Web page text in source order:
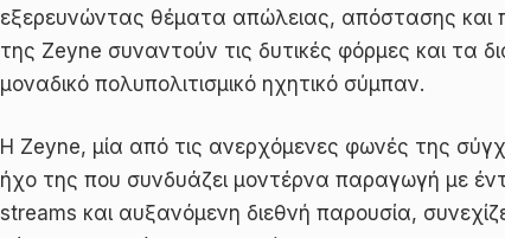
εξερευνώντας θέματα απώλειας, απόστασης και
της Zeyne συναντούν τις δυτικές φόρμες και τα
μοναδικό πολυπολιτισμικό ηχητικό σύμπαν.
Η Zeyne, μία από τις ανερχόμενες φωνές της
ήχο της που συνδυάζει μοντέρνα παραγωγή με
streams και αυξανόμενη διεθνή παρουσία,